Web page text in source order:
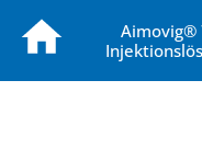
Aimovig®